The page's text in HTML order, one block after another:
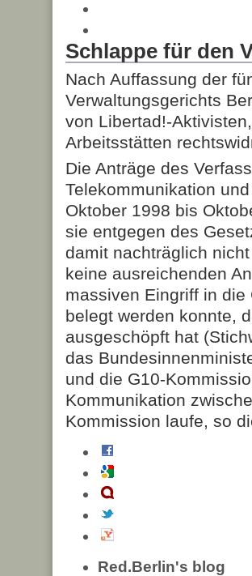
Schlappe für den
Nach Auffassung der
Verwaltungsgerichts
von Libertad!-
Arbeitsstätten
Die Anträge des
Telekommunikation
Oktober 1998 bis
sie entgegen des
damit nachträglich
keine ausreichenden
massiven Eingriff in
belegt werden konnte,
ausgeschöpft hat
das
und die G10-
Kommunikation
Kommission laufe, so
Red.Berlin's blog